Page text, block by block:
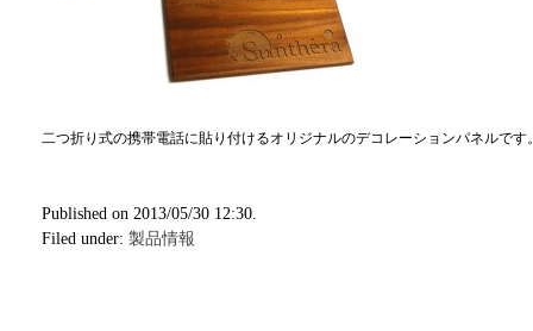
二つ折り式の携帯電話に貼り付けるオリジナルのデコレーションパネルです
Published on 2013/05/30 12:30.
Filed under: 製品情報